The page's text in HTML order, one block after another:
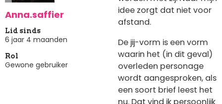
Anna.saffier
Lid sinds
6 jaar 4 maanden
Rol
Gewone gebruiker
idee zorgt dat niet voor
afstand.
De jij-vorm is een vorm
waarin het (in dit geval)
overleden personage
wordt aangesproken, als
een soort brief leest het